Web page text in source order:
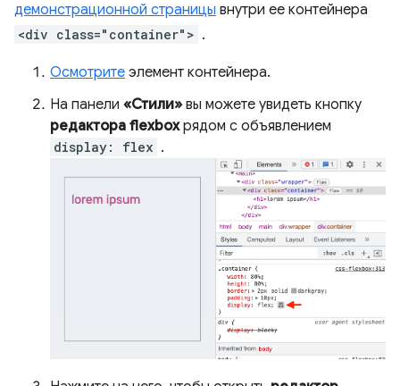
демонстрационной страницы внутри ее контейнера
<div class="container"> .
Осмотрите элемент контейнера.
На панели «Стили» вы можете увидеть кнопку
редактора flexboxрядом с объявлением
display: flex .